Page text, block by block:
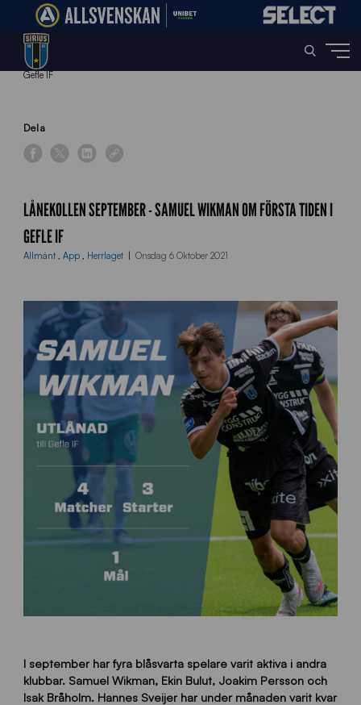
Home»
Gefle IF
Dela
LÅNEKOLLEN SEPTEMBER - SAMUEL WIKMAN OM FÖRSTA TIDEN I
GEFLE IF
Allmänt , App , Herrlaget Onsdag 6 Oktober 2021
I september har fyra blåsvarta spelare varit aktiva i andra
klubbar. Samuel Wikman, Ekin Bulut, Joakim Persson och
Isak Bråholm. Hannes Sveijer har under månaden varit kvar